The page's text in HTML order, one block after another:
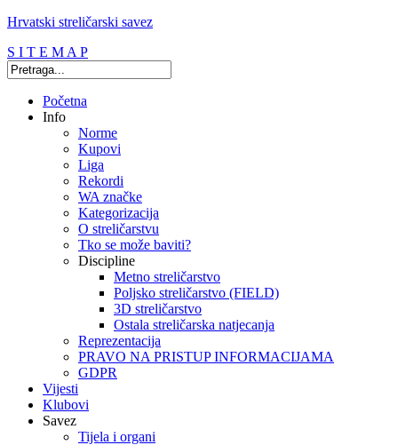
Hrvatski streličarski savez
S I T E M A P
Početna
Info
Norme
Kupovi
Liga
Rekordi
WA značke
Kategorizacija
O streličarstvu
Tko se može baviti?
Discipline
Metno streličarstvo
Poljsko streličarstvo (FIELD)
3D streličarstvo
Ostala streličarska natjecanja
Reprezentacija
PRAVO NA PRISTUP INFORMACIJAMA
GDPR
Vijesti
Klubovi
Savez
Tijela i organi